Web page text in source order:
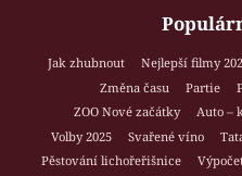
Jak zhubnout Nejlepší filmy
Změna času
Partie
ZOO Nové začátky
Auto –
Volby 2025
Svařené víno
Pěstování lichořeřišnice